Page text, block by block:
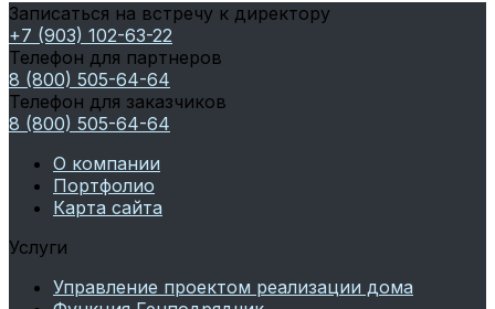
Записаться на встречу к директору
+7 (903) 102-63-22
Телефон для партнеров
8 (800) 505-64-64
Телефон для заказчиков
8 (800) 505-64-64
О компании
Портфолио
Карта сайта
Услуги
Управление проектом реализации дома